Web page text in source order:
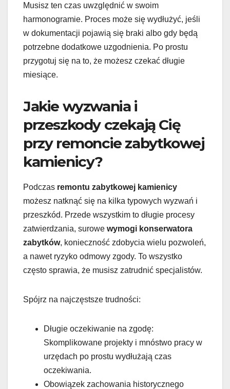
Musisz ten czas uwzględnić w swoim
harmonogramie. Proces może się wydłużyć, jeśli
w dokumentacji pojawią się braki albo gdy będą
potrzebne dodatkowe uzgodnienia. Po prostu
przygotuj się na to, że możesz czekać długie
miesiące.
Jakie wyzwania i
przeszkody czekają Cię
przy remoncie zabytkowej
kamienicy?
Podczas remontu zabytkowej kamienicy
możesz natknąć się na kilka typowych wyzwań i
przeszkód. Przede wszystkim to długie procesy
zatwierdzania, surowe wymogi konserwatora
zabytków, konieczność zdobycia wielu pozwoleń,
a nawet ryzyko odmowy zgody. To wszystko
często sprawia, że musisz zatrudnić specjalistów.
Spójrz na najczęstsze trudności:
Długie oczekiwanie na zgodę:
Skomplikowane projekty i mnóstwo pracy w
urzędach po prostu wydłużają czas
oczekiwania.
Obowiązek zachowania historycznego